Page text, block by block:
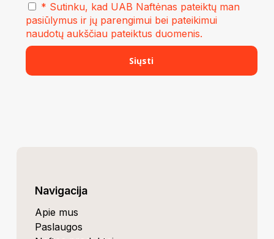
* Sutinku, kad UAB Naftėnas pateiktų man
pasiūlymus ir jų parengimui bei pateikimui
naudotų aukščiau pateiktus duomenis.
Navigacija
Apie mus
Paslaugos